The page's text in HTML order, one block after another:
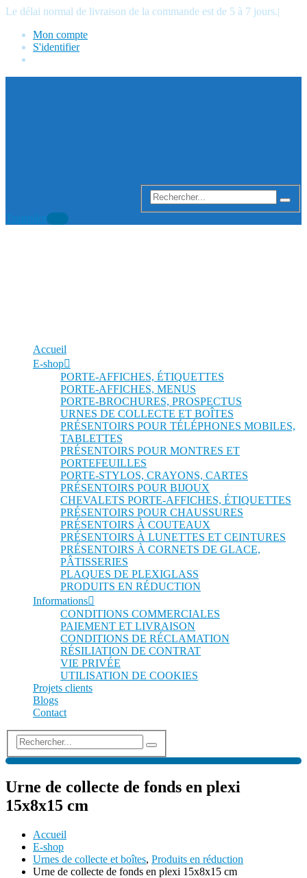
Le délai normal de livraison de la commande est de 5 à 7 jours.|
Mon compte
S'identifier
Trustpilot
Accueil
E-shop
PORTE-AFFICHES, ÉTIQUETTES
PORTE-AFFICHES, MENUS
PORTE-BROCHURES, PROSPECTUS
URNES DE COLLECTE ET BOÎTES
PRÉSENTOIRS POUR TÉLÉPHONES MOBILES,
TABLETTES
PRÉSENTOIRS POUR MONTRES ET
PORTEFEUILLES
PORTE-STYLOS, CRAYONS, CARTES
PRÉSENTOIRS POUR BIJOUX
CHEVALETS PORTE-AFFICHES, ÉTIQUETTES
PRÉSENTOIRS POUR CHAUSSURES
PRÉSENTOIRS À COUTEAUX
PRÉSENTOIRS À LUNETTES ET CEINTURES
PRÉSENTOIRS À CORNETS DE GLACE,
PÂTISSERIES
PLAQUES DE PLEXIGLASS
PRODUITS EN RÉDUCTION
Informations
CONDITIONS COMMERCIALES
PAIEMENT ET LIVRAISON
CONDITIONS DE RÉCLAMATION
RÉSILIATION DE CONTRAT
VIE PRIVÉE
UTILISATION DE COOKIES
Projets clients
Blogs
Contact
Urne de collecte de fonds en plexi
15x8x15 cm
Accueil
E-shop
Urnes de collecte et boîtes, Produits en réduction
Urne de collecte de fonds en plexi 15x8x15 cm